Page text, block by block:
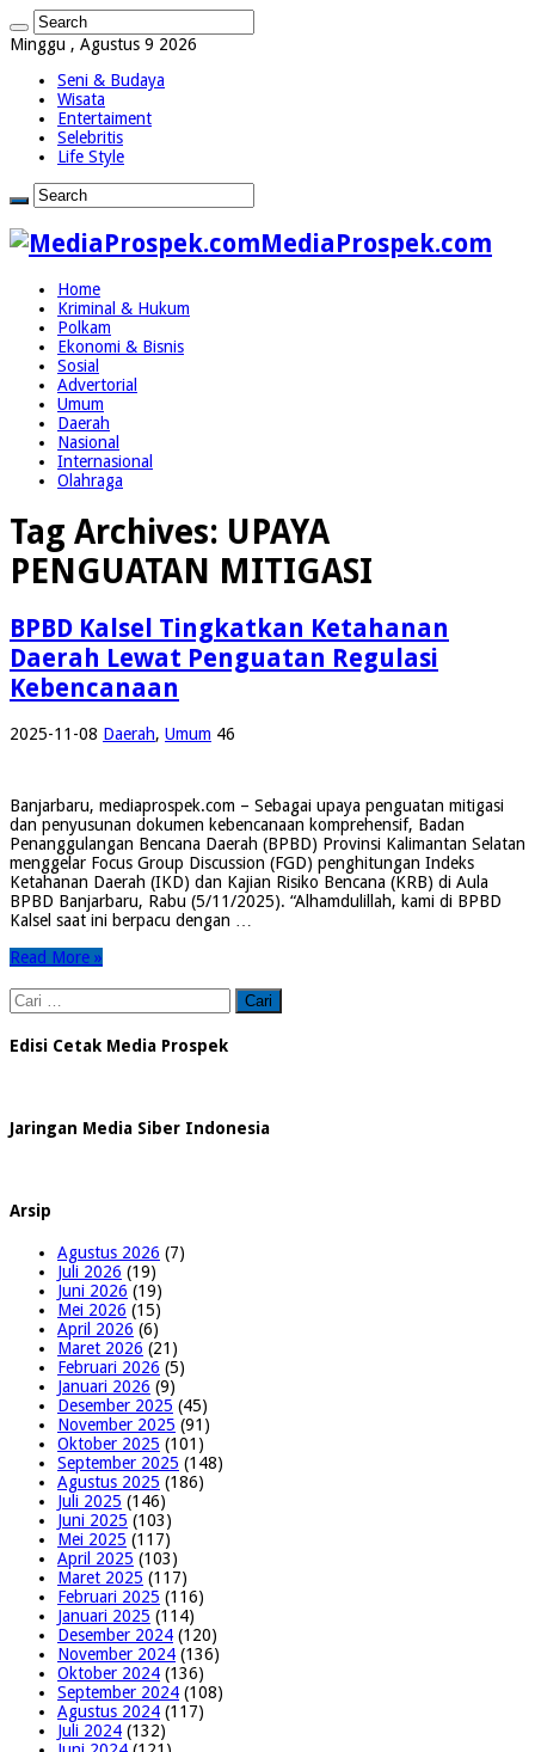
Minggu , Agustus 9 2026
Seni & Budaya
Wisata
Entertaiment
Selebritis
Life Style
MediaProspek.com
Home
Kriminal & Hukum
Polkam
Ekonomi & Bisnis
Sosial
Advertorial
Umum
Daerah
Nasional
Internasional
Olahraga
Tag Archives: UPAYA
PENGUATAN MITIGASI
BPBD Kalsel Tingkatkan Ketahanan
Daerah Lewat Penguatan Regulasi
Kebencanaan
2025-11-08 Daerah, Umum 46
Banjarbaru, mediaprospek.com – Sebagai upaya penguatan mitigasi
dan penyusunan dokumen kebencanaan komprehensif, Badan
Penanggulangan Bencana Daerah (BPBD) Provinsi Kalimantan Selatan
menggelar Focus Group Discussion (FGD) penghitungan Indeks
Ketahanan Daerah (IKD) dan Kajian Risiko Bencana (KRB) di Aula
BPBD Banjarbaru, Rabu (5/11/2025). “Alhamdulillah, kami di BPBD
Kalsel saat ini berpacu dengan …
Read More »
Cari
untuk:
Edisi Cetak Media Prospek
Jaringan Media Siber Indonesia
Arsip
Agustus 2026 (7)
Juli 2026 (19)
Juni 2026 (19)
Mei 2026 (15)
April 2026 (6)
Maret 2026 (21)
Februari 2026 (5)
Januari 2026 (9)
Desember 2025 (45)
November 2025 (91)
Oktober 2025 (101)
September 2025 (148)
Agustus 2025 (186)
Juli 2025 (146)
Juni 2025 (103)
Mei 2025 (117)
April 2025 (103)
Maret 2025 (117)
Februari 2025 (116)
Januari 2025 (114)
Desember 2024 (120)
November 2024 (136)
Oktober 2024 (136)
September 2024 (108)
Agustus 2024 (117)
Juli 2024 (132)